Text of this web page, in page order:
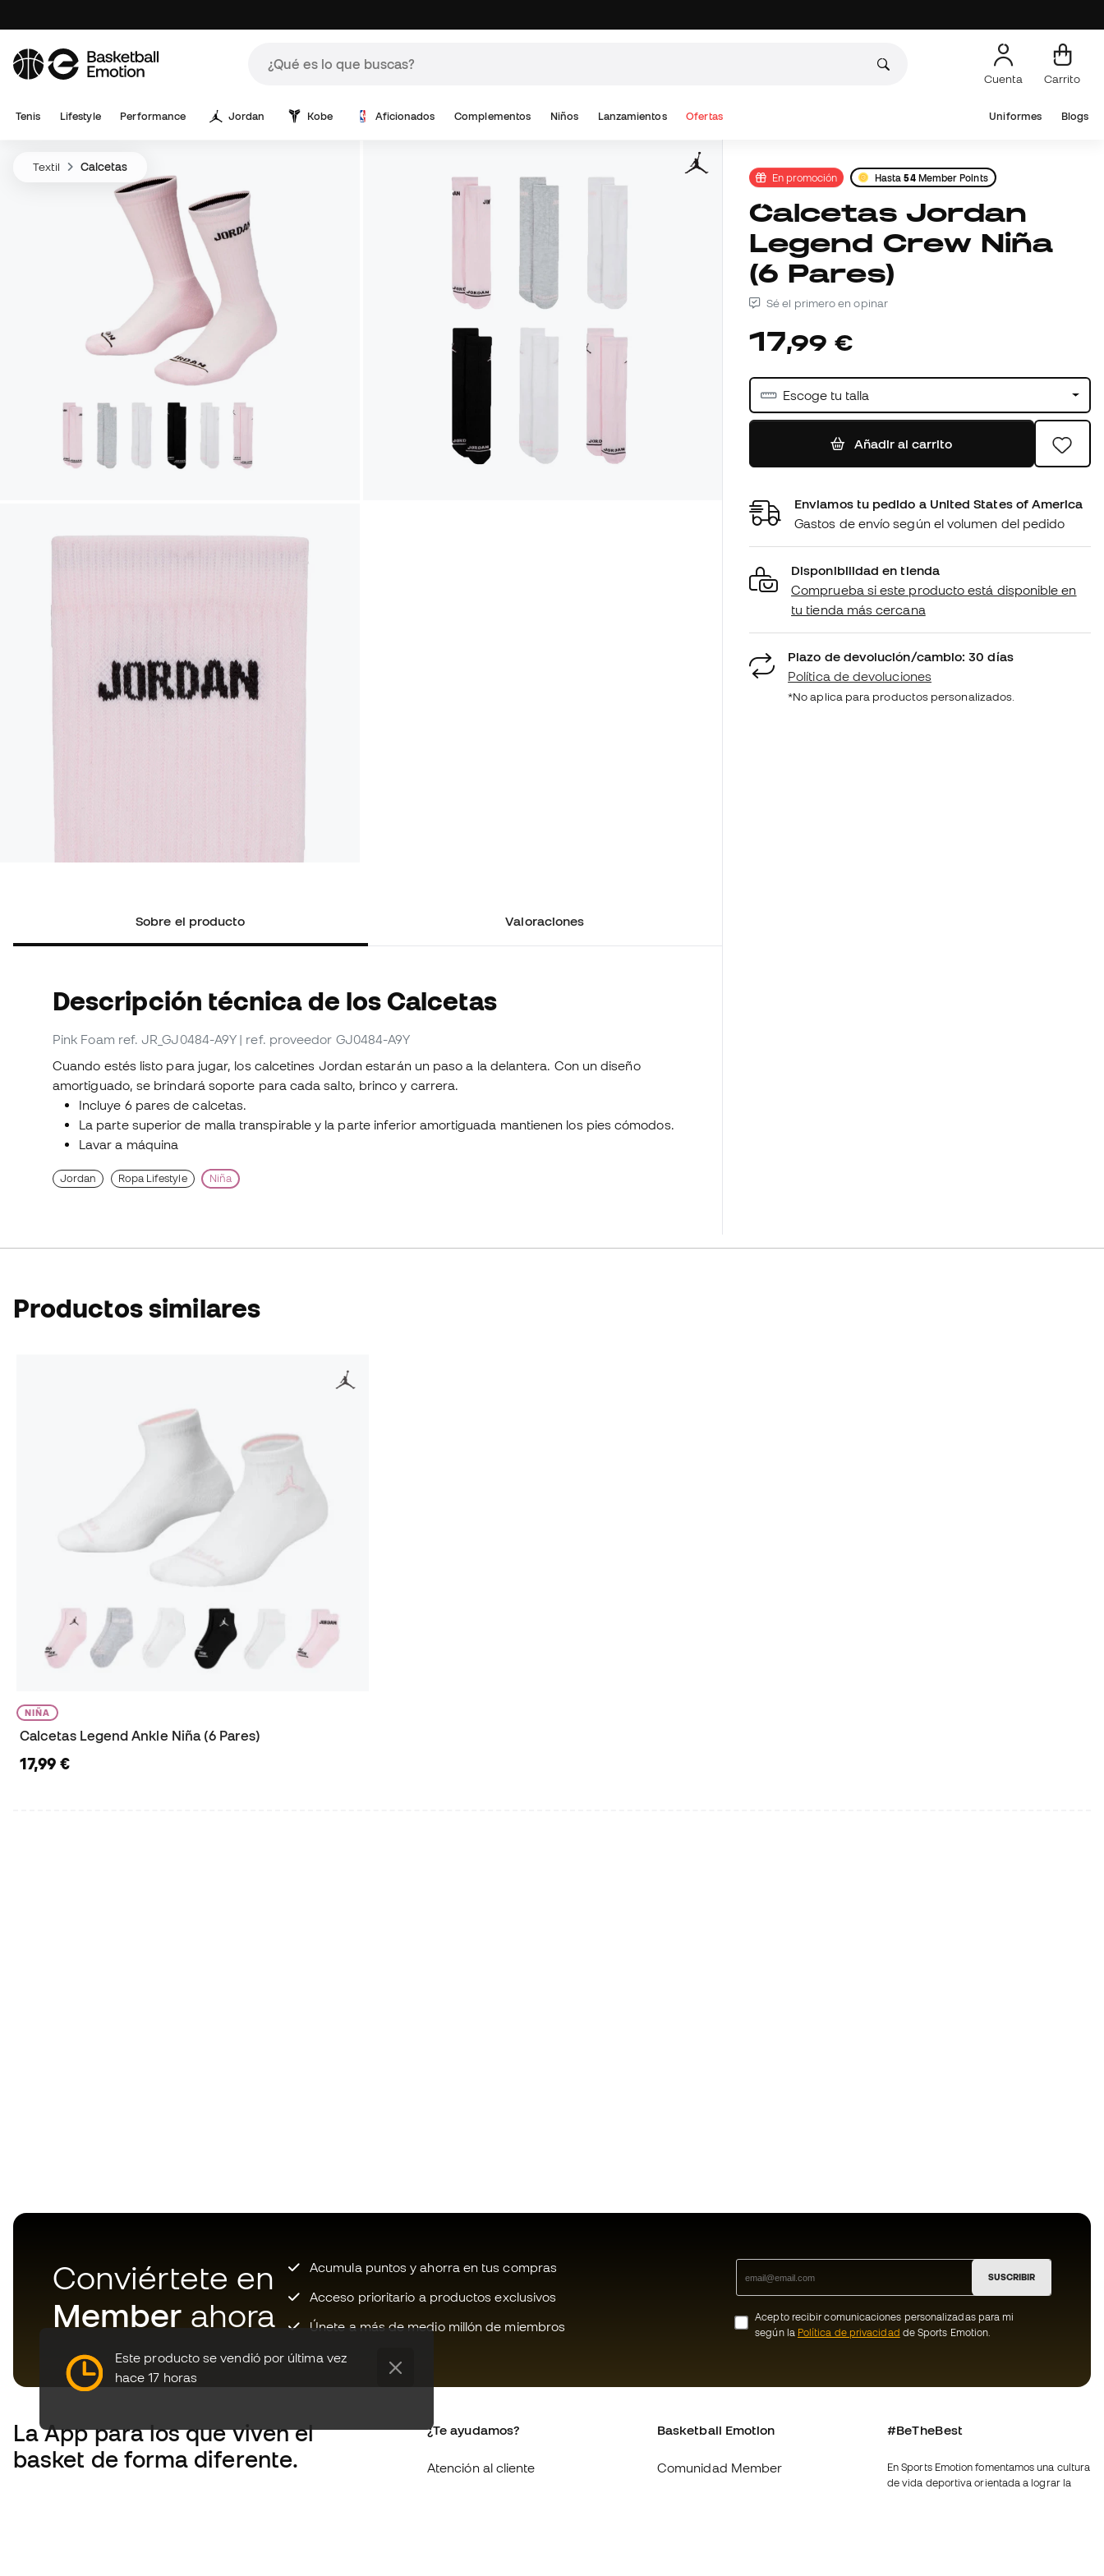
Cuenta Carrito
Tenis Lifestyle Performance Jordan Kobe Aficionados Complementos Niños Lanzamientos Ofertas Uniformes Blogs
Textil Calcetas
Sobre el producto Valoraciones
Descripción técnica de los Calcetas
Pink Foam ref. JR_GJ0484-A9Y | ref. proveedor GJ0484-A9Y
Cuando estés listo para jugar, los calcetines Jordan estarán un paso a la delantera. Con un diseño
amortiguado, se brindará soporte para cada salto, brinco y carrera.
Incluye 6 pares de calcetas.
La parte superior de malla transpirable y la parte inferior amortiguada mantienen los pies cómodos.
Lavar a máquina
Jordan Ropa Lifestyle Niña
En promoción Hasta54Member Points
Calcetas Jordan
Legend Crew Niña
(6 Pares)
Sé el primero en opinar
17,99 €
Escoge tu talla
Añadir al carrito
Enviamos tu pedido a United States of America
Gastos de envío según el volumen del pedido
Disponibilidad en tienda
Comprueba si este producto está disponible en
tu tienda más cercana
Plazo de devolución/cambio: 30 días
Política de devoluciones
*No aplica para productos personalizados.
Productos similares
NIÑA
Calcetas Legend Ankle Niña (6 Pares)
17,99 €
Este producto se vendió por última vez
hace 17 horas
Conviértete en
Member ahora
Acumula puntos y ahorra en tus compras
Acceso prioritario a productos exclusivos
Únete a más de medio millón de miembros
SUSCRIBIR
Acepto recibir comunicaciones personalizadas para mi
según la Política de privacidad de Sports Emotion.
La Apppara los que viven el
basket de forma diferente.
¿Te ayudamos?
Atención al cliente
Basketball Emotion
Comunidad Member
#BeTheBest
En Sports Emotion fomentamos una cultura
de vida deportiva orientada a lograr la